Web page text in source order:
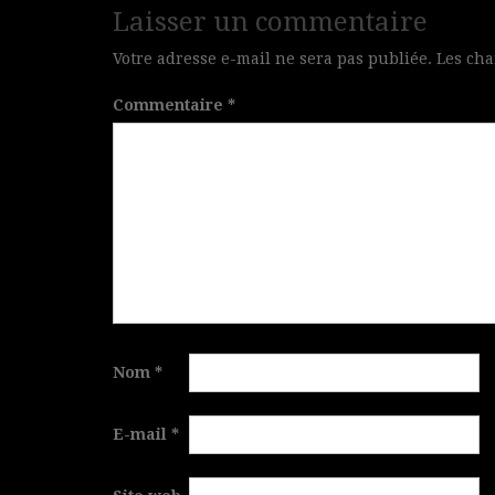
Laisser un commentaire
Votre adresse e-mail ne sera pas publiée. Les
Commentaire *
Nom *
E-mail *